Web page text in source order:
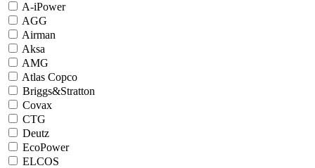
A-iPower
AGG
Airman
Aksa
AMG
Atlas Copco
Briggs&Stratton
Covax
CTG
Deutz
EcoPower
ELCOS